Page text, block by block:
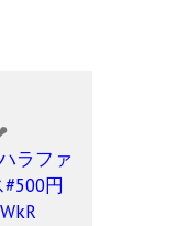
ラファ
#500円